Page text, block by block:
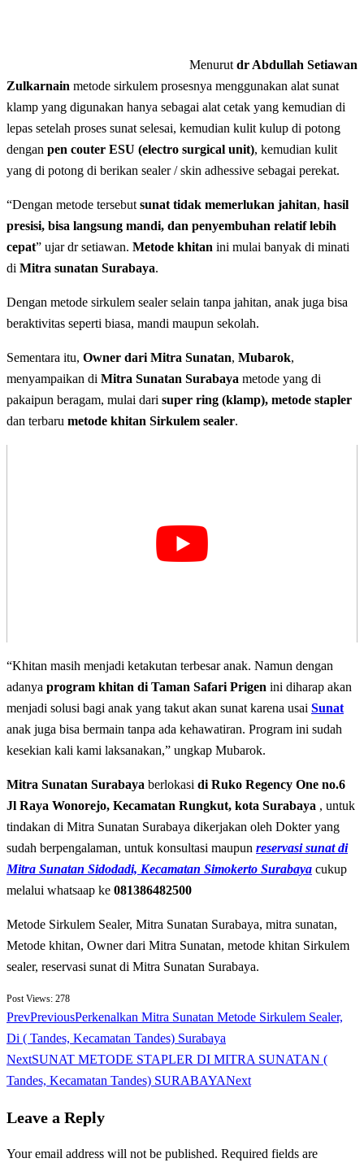
Menurut dr Abdullah Setiawan
Zulkarnain metode sirkulem prosesnya menggunakan alat sunat
klamp yang digunakan hanya sebagai alat cetak yang kemudian di
lepas setelah proses sunat selesai, kemudian kulit kulup di potong
dengan pen couter ESU (electro surgical unit), kemudian kulit
yang di potong di berikan sealer / skin adhessive sebagai perekat.
“Dengan metode tersebut sunat tidak memerlukan jahitan, hasil
presisi, bisa langsung mandi, dan penyembuhan relatif lebih
cepat” ujar dr setiawan. Metode khitan ini mulai banyak di minati
di Mitra sunatan Surabaya.
Dengan metode sirkulem sealer selain tanpa jahitan, anak juga bisa
beraktivitas seperti biasa, mandi maupun sekolah.
Sementara itu, Owner dari Mitra Sunatan, Mubarok,
menyampaikan di Mitra Sunatan Surabaya metode yang di
pakaipun beragam, mulai dari super ring (klamp), metode stapler
dan terbaru metode khitan Sirkulem sealer.
“Khitan masih menjadi ketakutan terbesar anak. Namun dengan
adanya program khitan di Taman Safari Prigen ini diharap akan
menjadi solusi bagi anak yang takut akan sunat karena usai Sunat
anak juga bisa bermain tanpa ada kehawatiran. Program ini sudah
kesekian kali kami laksanakan,” ungkap Mubarok.
Mitra Sunatan Surabaya berlokasi di Ruko Regency One no.6
Jl Raya Wonorejo, Kecamatan Rungkut, kota Surabaya , untuk
tindakan di Mitra Sunatan Surabaya dikerjakan oleh Dokter yang
sudah berpengalaman, untuk konsultasi maupun reservasi sunat di
Mitra Sunatan Sidodadi, Kecamatan Simokerto Surabaya cukup
melalui whatsaap ke 081386482500
Metode Sirkulem Sealer, Mitra Sunatan Surabaya, mitra sunatan,
Metode khitan, Owner dari Mitra Sunatan, metode khitan Sirkulem
sealer, reservasi sunat di Mitra Sunatan Surabaya.
Post Views: 278
PrevPreviousPerkenalkan Mitra Sunatan Metode Sirkulem Sealer,
Di ( Tandes, Kecamatan Tandes) Surabaya
NextSUNAT METODE STAPLER DI MITRA SUNATAN (
Tandes, Kecamatan Tandes) SURABAYANext
Leave a Reply
Your email address will not be published. Required fields are